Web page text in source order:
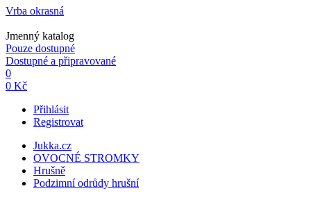
Vrba okrasná
Jmenný katalog
Pouze dostupné
Dostupné a připravované
0
0 Kč
Přihlásit
Registrovat
Jukka.cz
OVOCNÉ STROMKY
Hrušně
Podzimní odrůdy hrušní